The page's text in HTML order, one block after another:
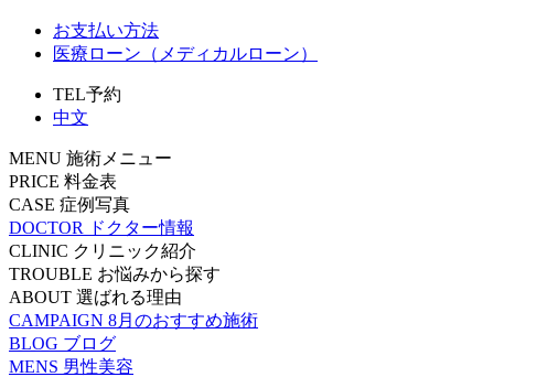
お支払い方法
医療ローン（メディカルローン）
TEL予約
中文
MENU 施術メニュー
PRICE 料金表
CASE 症例写真
DOCTOR
ドクター情報
CLINIC クリニック紹介
TROUBLE お悩みから探す
ABOUT 選ばれる理由
CAMPAIGN 8月のおすすめ施術
BLOG ブログ
MENS 男性美容